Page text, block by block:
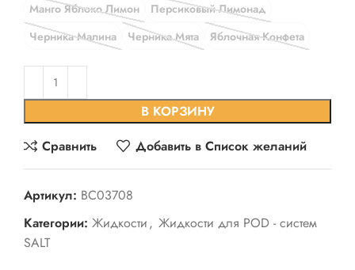
Манго Яблоко Лимон
Персиковый Лимонад
Черника Малина
Черника Мята Яблочная Конфета
В КОРЗИНУ
Сравнить
Добавить в Список желаний
Артикул: BC03708
Категории: Жидкости, Жидкости для POD - систем
SALT